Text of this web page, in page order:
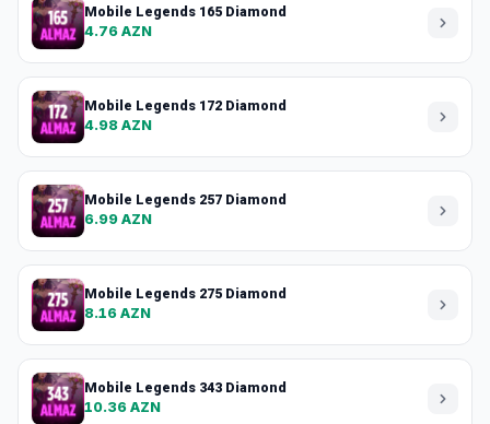
Mobile Legends 165 Diamond
4.76 AZN
Mobile Legends 172 Diamond
4.98 AZN
Mobile Legends 257 Diamond
6.99 AZN
Mobile Legends 275 Diamond
8.16 AZN
Mobile Legends 343 Diamond
10.36 AZN